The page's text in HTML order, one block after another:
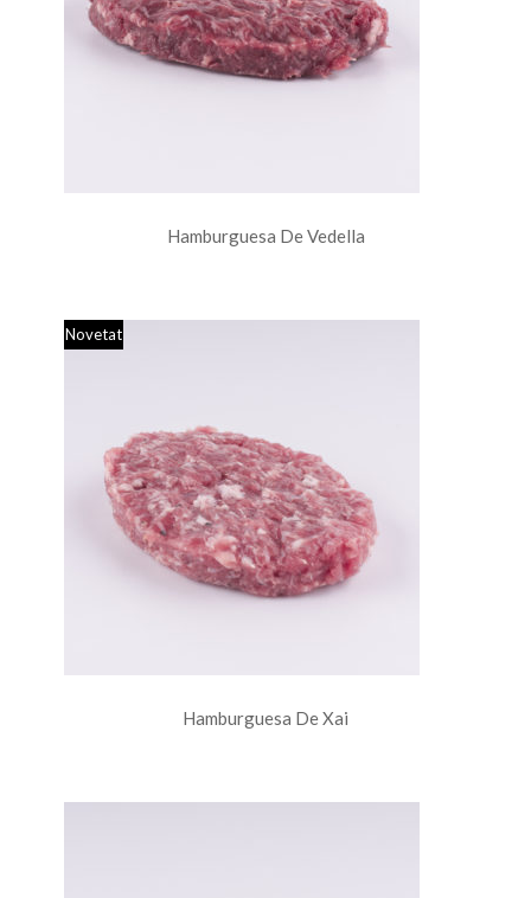
Hamburguesa De Vedella
Novetat
Hamburguesa De Xai